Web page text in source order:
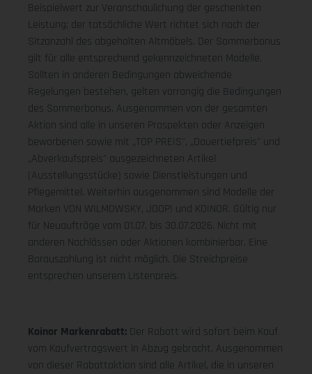
Beispielwert zur Veranschaulichung der geschenkten
Leistung; der tatsächliche Wert richtet sich nach der
Sitzanzahl des abgeholten Altmöbels. Der Sommerbonus
gilt für alle entsprechend gekennzeichneten Modelle.
Sollten in anderen Bedingungen abweichende
Regelungen bestehen, gelten vorrangig die Bedingungen
des Sommerbonus. Ausgenommen von der gesamten
Aktion sind alle in unseren Prospekten oder Anzeigen
beworbenen sowie mit „TOP PREIS", „Dauertiefpreis" und
„Abverkaufspreis" ausgezeichneten Artikel
(Ausstellungsstücke) sowie Dienstleistungen und
Pflegemittel. Weiterhin ausgenommen sind Modelle der
Marken VON WILMOWSKY, JOOP! und KOINOR. Gültig nur
für Neuaufträge vom 01.07. bis 30.07.2026. Nicht mit
anderen Nachlässen oder Aktionen kombinierbar. Eine
Barauszahlung ist nicht möglich. Die Streichpreise
entsprechen unserem Listenpreis.
Koinor Markenrabatt: Der Rabatt wird sofort beim Kauf
vom Kaufvertragswert in Abzug gebracht. Ausgenommen
von dieser Rabattaktion sind alle Artikel, die in unseren